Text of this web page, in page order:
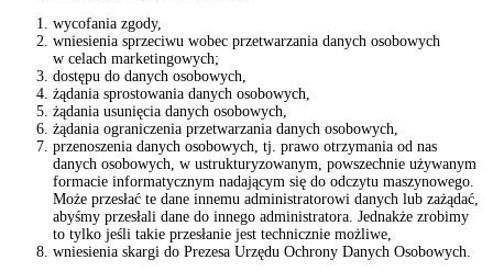
wycofania zgody,
wniesienia sprzeciwu wobec przetwarzania danych osobowych
w celach marketingowych;
dostępu do danych osobowych,
żądania sprostowania danych osobowych,
żądania usunięcia danych osobowych,
żądania ograniczenia przetwarzania danych osobowych,
przenoszenia danych osobowych, tj. prawo otrzymania od nas
danych osobowych, w ustrukturyzowanym, powszechnie używanym
formacie informatycznym nadającym się do odczytu maszynowego.
Może przesłać te dane innemu administratorowi danych lub zażądać,
abyśmy przesłali dane do innego administratora. Jednakże zrobimy
to tylko jeśli takie przesłanie jest technicznie możliwe,
wniesienia skargi do Prezesa Urzędu Ochrony Danych Osobowych.